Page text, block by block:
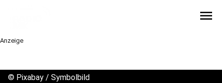
menu
Anzeige
© Pixabay / Symbolbild